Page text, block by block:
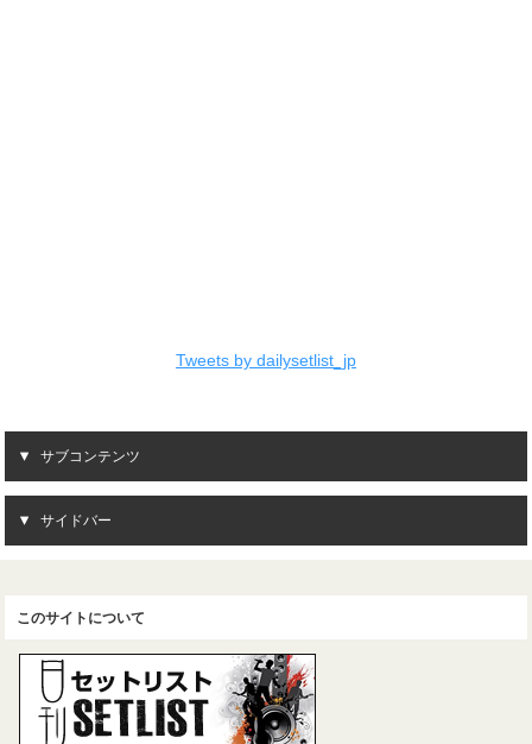
Tweets by dailysetlist_jp
サブコンテンツ
サイドバー
このサイトについて